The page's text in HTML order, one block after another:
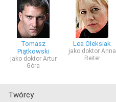
Tomasz
Piątkowski
jako doktor Artur
Góra
Lea Oleksiak
jako doktor Anna
Reiter
Twórcy